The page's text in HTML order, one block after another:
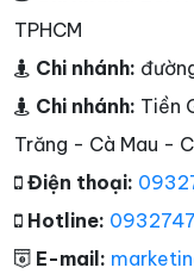
TPHCM
Chi nhánh:
Chi nhánh: Tiền
Trăng - Cà Mau -
Điện thoại:
Hotline:
E-mail: